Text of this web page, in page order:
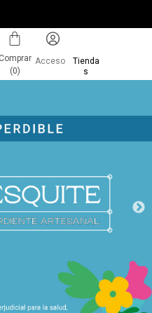
Comprar
(0)
Acceso
Tienda
s